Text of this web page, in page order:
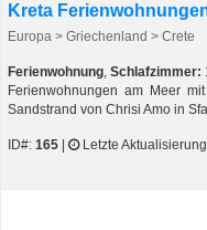
Europa > Griechenland > Crete
Ferienwohnung, Schlafzimmer:
Ferienwohnungen am Meer
Sandstrand von Chrisi Amo in
ID#: 165 Letzte